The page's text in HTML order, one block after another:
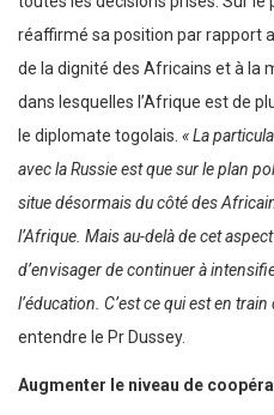
réaffirmé sa position par rapport
de la dignité des Africains et à la
dans lesquelles l’Afrique est de
le diplomate togolais. « La
avec la Russie est que sur le plan
situe désormais du côté des
l’Afrique. Mais au-delà de cet
d’envisager de continuer à
l’éducation. C’est ce qui est en
entendre le Pr Dussey.
Augmenter le niveau de